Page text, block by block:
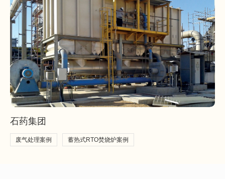
石药集团
废气处理案例 蓄热式RTO焚烧炉案例